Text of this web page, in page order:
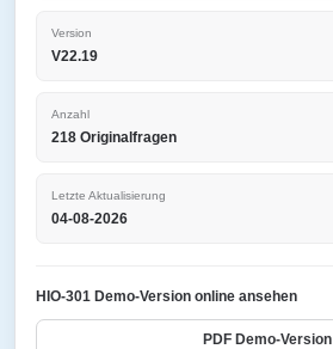
Version
V22.19
Anzahl
218 Originalfragen
Letzte Aktualisierung
04-08-2026
HIO-301 Demo-Version online ansehen
PDF Demo-Version